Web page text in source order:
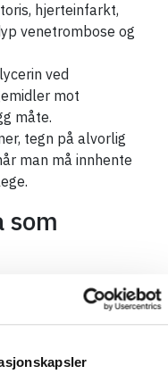
hjerteinfarkt,
venetrombose og
ved
mot
måte.
tegn på alvorlig
man må innhente
som
og
og